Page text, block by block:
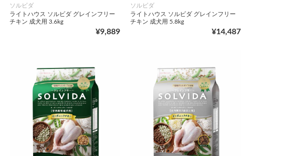
ソルビダ
ライトハウス ソルビダ グレインフリー
チキン 成犬用 3.6kg
¥9,889
ソルビダ
ライトハウス ソルビダ グレインフリー
チキン 成犬用 5.8kg
¥14,487